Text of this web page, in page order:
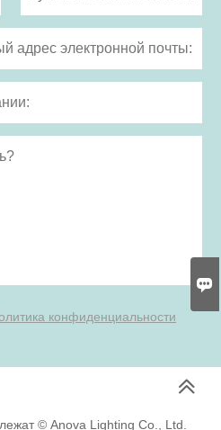
конфиденциальности
© Anova Lighting Co., Ltd.
